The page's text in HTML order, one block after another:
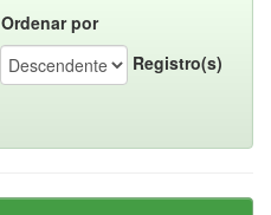
Ordenar por
Registro(s)